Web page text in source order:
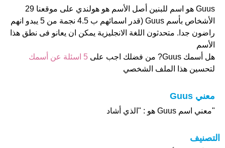
Guus هو اسم للبنين أصل الأسم هو هولندي على موقعنا 29
الأشخاص بأسم Guus (قدر اسمائهم ب 4.5 نجمة من 5 يبدو انهم
راضون جدا. متحدثون اللغة الانجليزية يمكن ان يعانو فى نطق هذا
الأسم
هل أسمك Guus? من فضلك اجب على
5 اسئلة عن أسمك
لتحسين هذا الملف الشخصي
معني Guus
"معني اسم Guus هو : "الذي أشاد
التصنيف